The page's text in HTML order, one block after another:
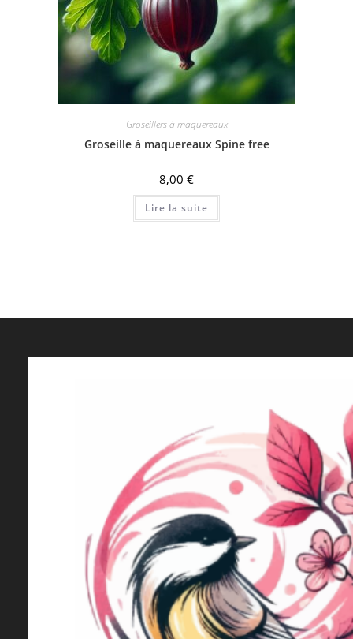
Groseillers à maquereaux
Groseille à maquereaux Spine free
8,00 €
Lire la suite